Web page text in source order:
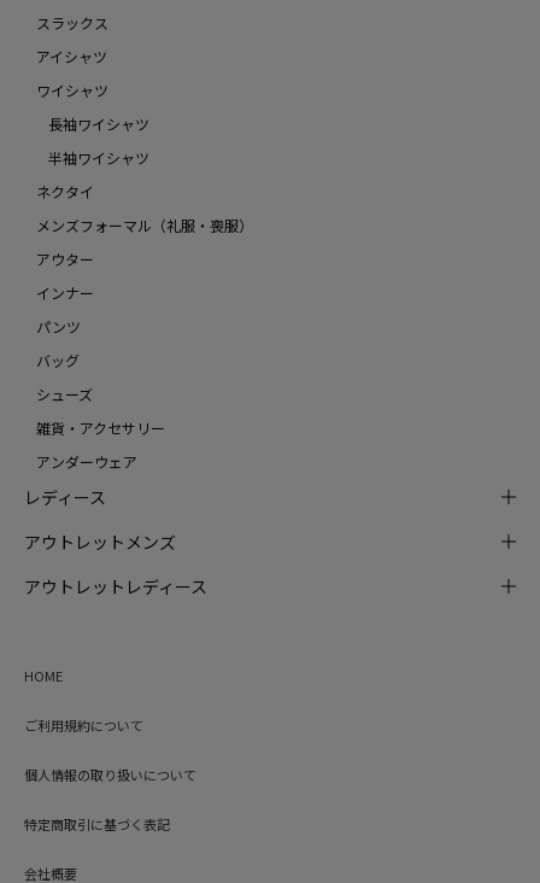
スラックス
アイシャツ
ワイシャツ
長袖ワイシャツ
半袖ワイシャツ
ネクタイ
メンズフォーマル（礼服・喪服）
アウター
インナー
パンツ
バッグ
シューズ
雑貨・アクセサリー
アンダーウェア
レディース
アウトレットメンズ
アウトレットレディース
HOME
ご利用規約について
個人情報の取り扱いについて
特定商取引に基づく表記
会社概要